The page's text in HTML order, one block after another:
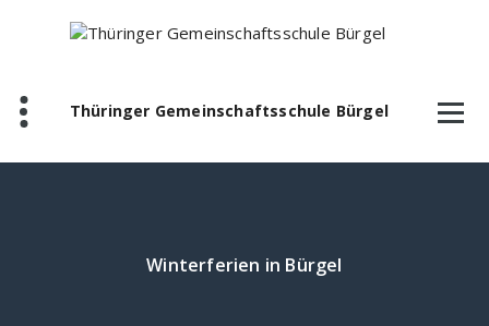
Thüringer Gemeinschaftsschule Bürgel
Winterferien in Bürgel